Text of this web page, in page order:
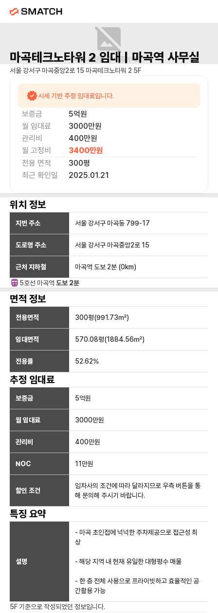
매물 사진을 준비 중이에요.
마곡테크노타워 2임대 | 마곡역 사무실
서울 강서구 마곡중앙2로 15 마곡테크노타워 2 5F
시세 기반 추정 임대료입니다.
보증금 5억원
월 임대료
3000만원
관리비
400만원
월 고정비
3400만원
전용 면적
300평
최근 확인일
2025.01.21
위치 정보
지번 주소 서울 강서구 마곡동 799-17
도로명 주소 서울 강서구 마곡중앙2로 15
근처 지하철 마곡역 도보 2분 (0km)
5호선 마곡역 도보 2분
면적 정보
전용면적 300평(991.73㎡)
임대면적 570.08평(1884.56㎡)
전용률 52.62%
추정 임대료
보증금 5억원
월 임대료 3000만원
관리비 400만원
NOC 11만원
할인 조건
임차사의 조건에 따라 달라지므로 우측 버튼을 통
해 문의해 주시기 바랍니다.
특징 요약
설명
- 마곡 초인접에 넉넉한 주차제공으로 접근성 최
상
- 해당 지역 내 현재 유일한 대형평수 매물
- 한 층 전체 사용으로 프라이빗하고 효율적인 공
간활용 가능
5F 기준으로 작성되었던 정보입니다.